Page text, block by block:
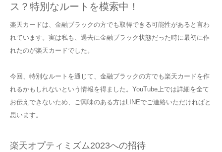
ス？特別なルートを模索中！
楽天カードは、金融ブラックの方でも取得できる可能性があると言わ
れています。実は私も、過去に金融ブラック状態だった時に最初に作
れたのが楽天カードでした。
今回、特別なルートを通じて、金融ブラックの方でも楽天カードを作
れるかもしれないという情報を得ました。YouTube上では詳細を全て
お伝えできないため、ご興味のある方はLINEでご連絡いただければと
思います。
楽天オプティミズム2023への招待